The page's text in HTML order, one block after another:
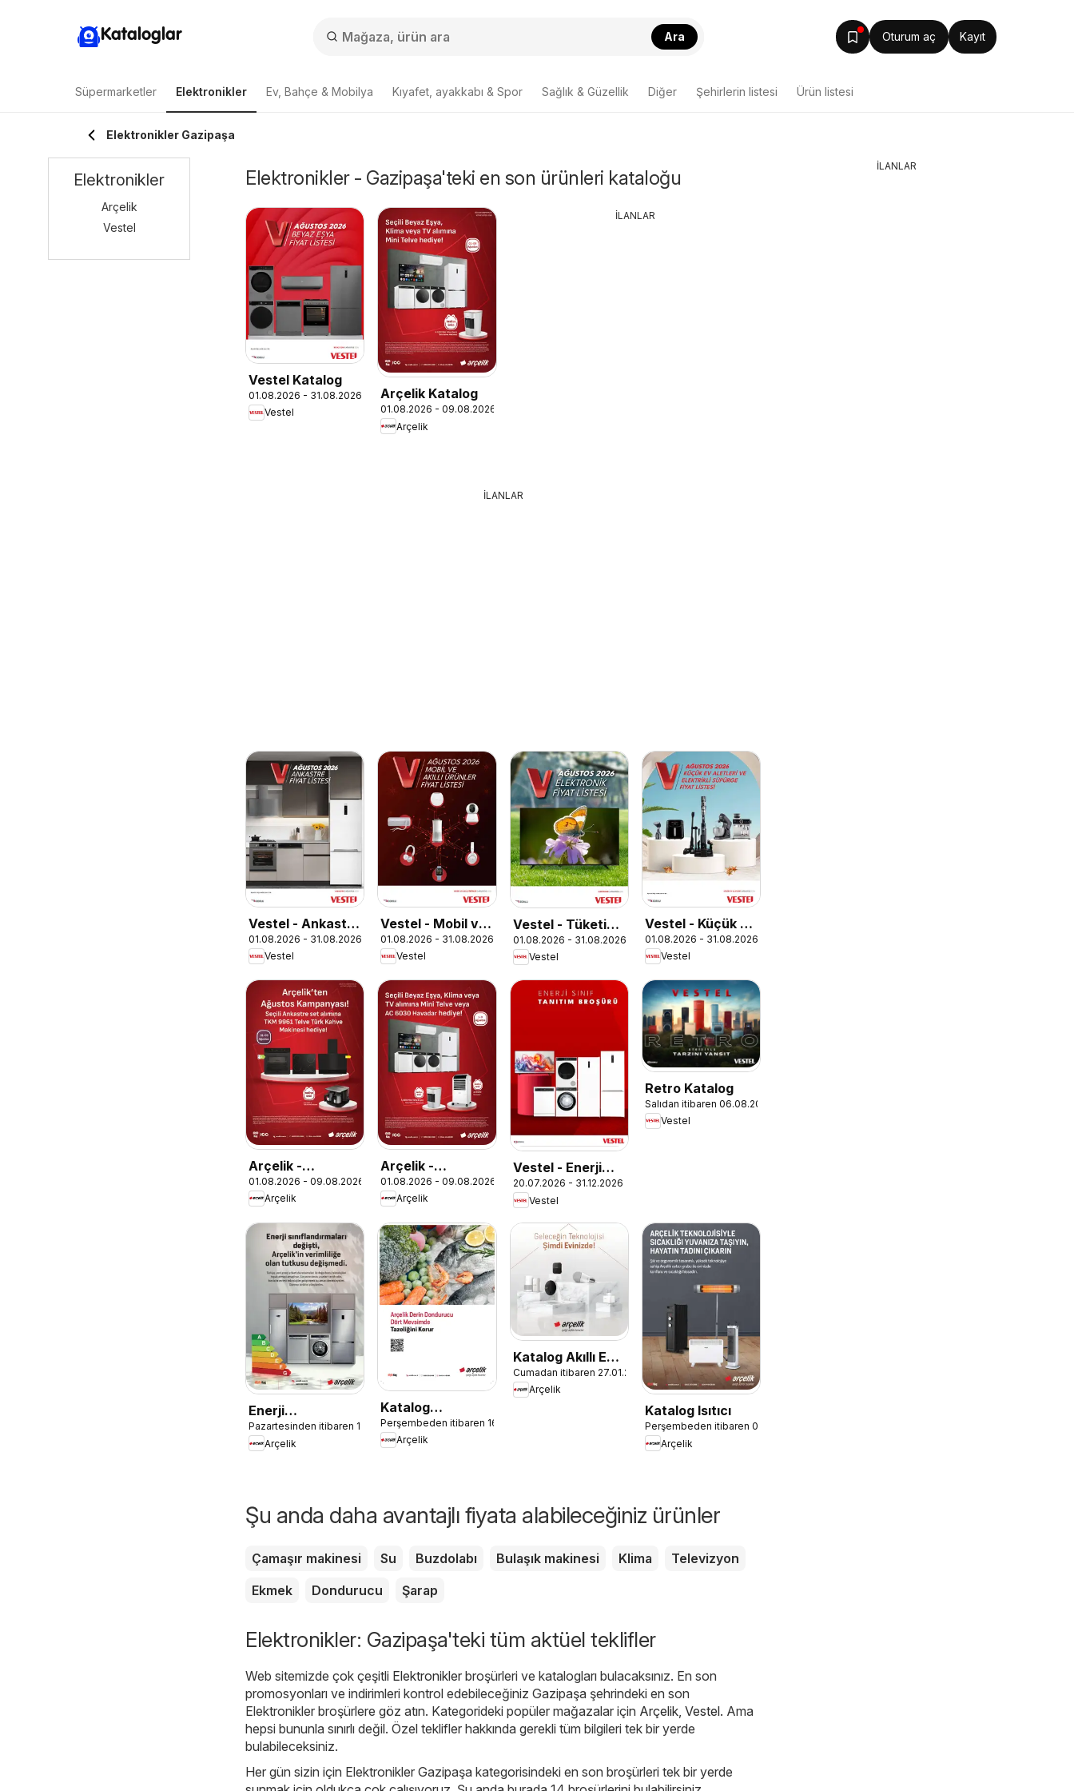
Kataloglar Ara Oturum aç Kayıt
Süpermarketler Elektronikler Ev, Bahçe & Mobilya Kıyafet, ayakkabı & Spor Sağlık & Güzellik Diğer Şehirlerin listesi Ürün listesi
Elektronikler Gazipaşa
Elektronikler - Gazipaşa'teki en son ürünleri kataloğu
Vestel Katalog
01.08.2026 - 31.08.2026
Vestel
Arçelik Katalog
01.08.2026 - 09.08.2026
Arçelik
İLANLAR
İLANLAR
Vestel - Ankastre
Ürünler
01.08.2026 - 31.08.2026
Vestel
Vestel - Mobil ve
Akıllı Ürünler
01.08.2026 - 31.08.2026
Vestel
Vestel - Tüketici
Elektroniği
01.08.2026 - 31.08.2026
Vestel
Vestel - Küçük Ev
Aletleri
01.08.2026 - 31.08.2026
Vestel
Arçelik -
Ankastre
Kataloğu
01.08.2026 - 09.08.2026
Arçelik
Arçelik -
İklimlendirme
Kataloğu
01.08.2026 - 09.08.2026
Arçelik
Vestel - Enerji
Sınıfı Broşür
20.07.2026 - 31.12.2026
Vestel
Retro Katalog
Salıdan itibaren 06.08.2024
Vestel
Enerji
Sınıflandırmaları
Pazartesinden itibaren 19.02.2024
Arçelik
Katalog
Dondurucu
Kullanımında Püf
Perşembeden itibaren 16.03.2023
Arçelik
Katalog Akıllı Ev
Teknolojileri
Cumadan itibaren 27.01.2023
Arçelik
Katalog Isıtıcı
Perşembeden itibaren 01.09.2022
Arçelik
Şu anda daha avantajlı fiyata alabileceğiniz ürünler
Çamaşır makinesi Su Buzdolabı Bulaşık makinesi Klima
Televizyon
Ekmek
Dondurucu Şarap
Elektronikler: Gazipaşa'teki tüm aktüel teklifler
Web sitemizde çok çeşitli Elektronikler broşürleri ve katalogları bulacaksınız. En son
promosyonları ve indirimleri kontrol edebileceğiniz Gazipaşa şehrindeki en son
Elektronikler broşürlere göz atın. Kategorideki popüler mağazalar için Arçelik, Vestel. Ama
hepsi bununla sınırlı değil. Özel teklifler hakkında gerekli tüm bilgileri tek bir yerde
bulabileceksiniz.
Her gün sizin için Elektronikler Gazipaşa kategorisindeki en son broşürleri tek bir yerde
Elektronikler
Arçelik
Vestel
İLANLAR